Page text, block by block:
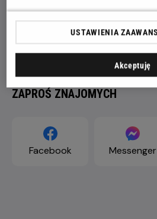
ZAPROŚ ZNAJOMYCH
Facebook Messenger
USTAWIENIA
Akceptuję